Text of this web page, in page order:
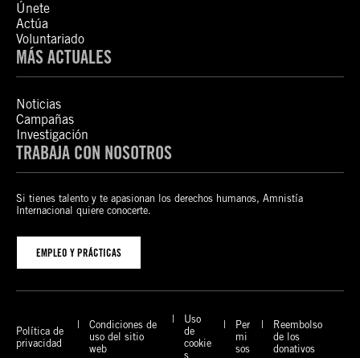
Únete
Actúa
Voluntariado
MÁS ACTUALES
Noticias
Campañas
Investigación
TRABAJA CON NOSOTROS
Si tienes talento y te apasionan los derechos humanos, Amnistía
Internacional quiere conocerte.
EMPLEO Y PRÁCTICAS
Política de
privacidad
Condiciones de
uso del sitio
web
Uso
de
cookie
s
Per
mi
sos
Reembolso
de los
donativos